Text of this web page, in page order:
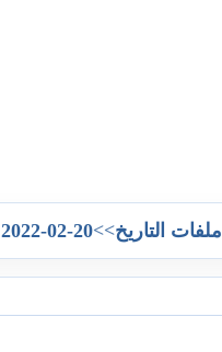
ملفات التاريخ>>
2022-02-20